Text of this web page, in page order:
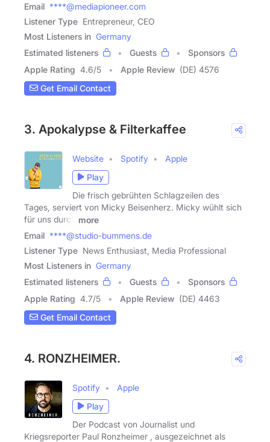
Email ****@mediapioneer.com
Listener Type Entrepreneur, CEO
Most Listeners in Germany
Estimated listeners
Guests
Sponsors
Apple Rating 4.6/5 Apple Review (DE) 4576
Get Email Contact
3. Apokalypse & Filterkaffee
Website Spotify
Apple
Play
Die frisch gebrühten Schlagzeilen des
Tages, serviert von Micky Beisenherz. Micky wühlt sich
für uns durch
more
Email ****@studio-bummens.de
Listener Type News Enthusiast, Media Professional
Most Listeners in Germany
Estimated listeners
Guests
Sponsors
Apple Rating 4.7/5 Apple Review (DE) 4463
Get Email Contact
4. RONZHEIMER.
Spotify
Apple
Play
Der Podcast von Journalist und
Kriegsreporter Paul Ronzheimer , ausgezeichnet als